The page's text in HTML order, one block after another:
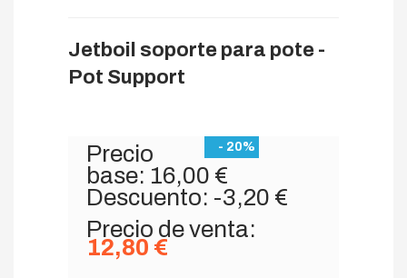
Jetboil soporte para pote -
Pot Support
- 20%
Precio
base: 16,00 €
Descuento: -3,20 €
Precio de venta:
12,80 €